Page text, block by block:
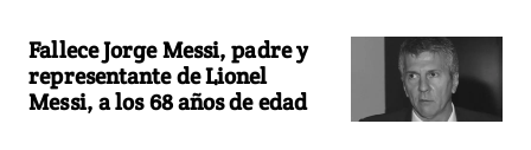
Fallece Jorge Messi, padre y
representante de Lionel
Messi, a los 68 años de edad